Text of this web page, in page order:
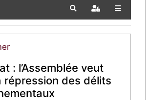
SearchSign In
: l’Assemblée veut
répression des délits